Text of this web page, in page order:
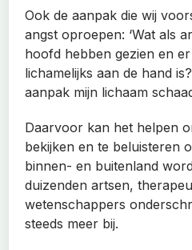
Ook de aanpak die wij
angst oproepen: ‘Wat als
hoofd hebben gezien en
lichamelijks aan de hand
aanpak mijn lichaam
Daarvoor kan het helpen
bekijken en te beluisteren
binnen- en buitenland
duizenden artsen,
wetenschappers
steeds meer bij.